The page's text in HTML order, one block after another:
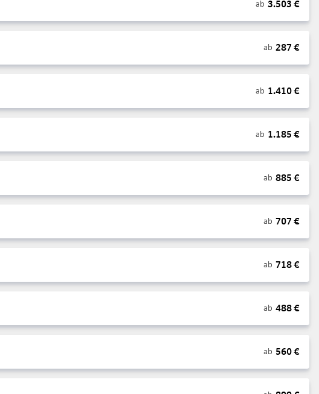
ab 3.503 €
ab 287 €
ab 1.410€
ab 1.185 €
ab 885 €
ab 707 €
ab 718€
ab 488€
ab 560€